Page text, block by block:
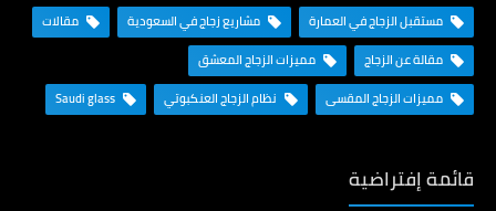
مستقبل الزجاج في العمارة
مشاريع زجاج في السعودية
مقالات
مقالة عن الزجاج
مميزات الزجاج المعشق
مميزات الزجاج المقسى
نظام الزجاج العنكبوتي
قائمة إفتراضية